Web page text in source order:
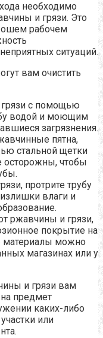
необходимо
и грязи. Это
рабочем
ситуаций.
вам очистить
грязи с помощью
водой и моющим
загрязнения.
пятна,
стальной щетки
осторожны, чтобы
протрите трубу
влаги и
ржавчины и грязи,
покрытие на
материалы можно
магазинах или у
и грязи вам
предмет
каких-либо
или